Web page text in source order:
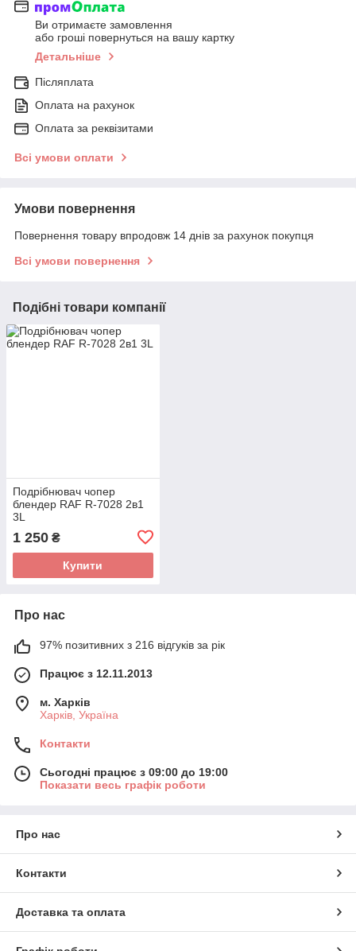
Ви отримаєте замовлення
або гроші повернуться на вашу картку
Детальніше
Післяплата
Оплата на рахунок
Оплата за реквізитами
Всі умови оплати
Умови повернення
Повернення товару впродовж 14 днів за рахунок покупця
Всі умови повернення
Подібні товари компанії
Подрібнювач чопер
блендер RAF R-7028 2в1
3L
1 250 ₴
Купити
Про нас
97% позитивних з 216 відгуків за рік
Працює з 12.11.2013
м. Харків
Харків, Україна
Контакти
Сьогодні працює з 09:00 до 19:00
Показати весь графік роботи
Про нас
Контакти
Доставка та оплата